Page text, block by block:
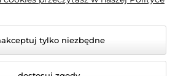
tylko niezbędne